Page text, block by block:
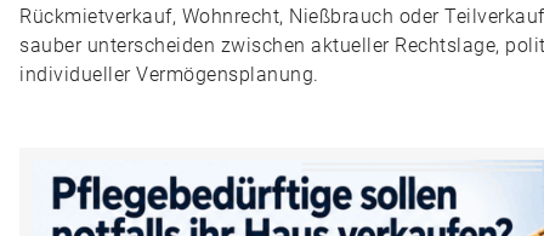
Rückmietverkauf, Wohnrecht, Nießbrauch oder
sauber unterscheiden zwischen aktueller Rechtslage,
individueller Vermögensplanung.